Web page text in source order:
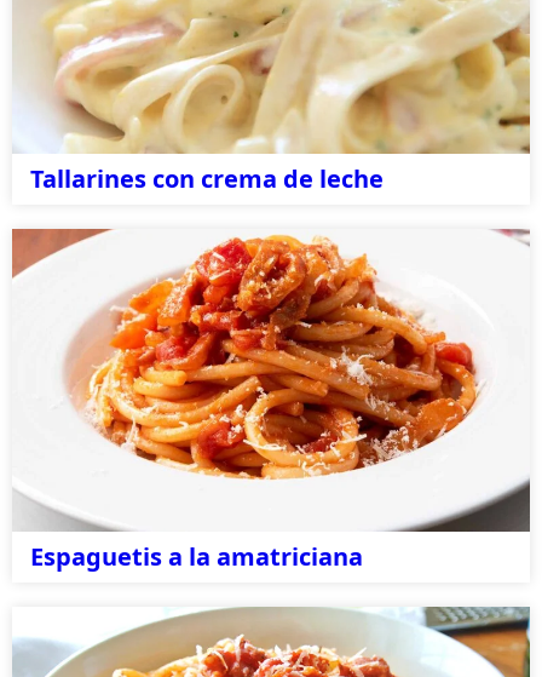
Tallarines con crema de leche
Espaguetis a la amatriciana